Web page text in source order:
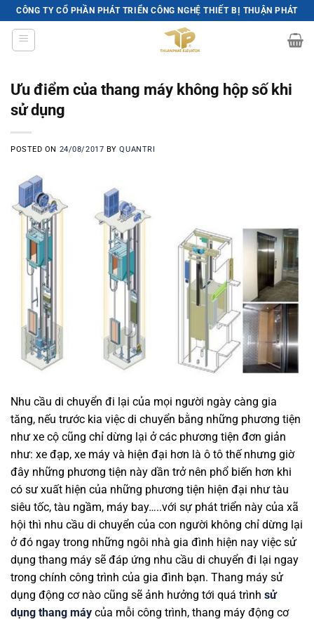
Skip
to
content
CÔNG TY CỔ PHẦN PHÁT TRIỂN CÔNG NGHỆ THIẾT BỊ THUẬN PHÁT
Ưu điểm của thang máy không hộp số khi
sử dụng
POSTED ON 24/08/2017 BYQUANTRI
Nhu cầu di chuyển đi lại của mọi người ngày càng gia
tăng, nếu trước kia việc di chuyển bằng những phương tiện
như xe cộ cũng chỉ dừng lại ở các phương tiện đơn giản
như: xe đạp, xe máy và hiện đại hơn là ô tô thế nhưng giờ
đây những phương tiện này dần trở nên phổ biến hơn khi
có sư xuất hiện của những phương tiện hiện đại như tàu
siêu tốc, tàu ngầm, máy bay…..với sự phát triển này của xã
hội thì nhu cầu di chuyển của con người không chỉ dừng lại
ở đó ngay trong những ngôi nhà gia đình hiện nay việc sử
dụng thang máy sẽ đáp ứng nhu cầu di chuyển đi lại ngay
trong chính công trình của gia đình bạn. Thang máy sử
dụng động cơ nào cũng sẽ ảnh hưởng tới quá trình sử
dụng thang máy của mỗi công trình, thang máy động cơ